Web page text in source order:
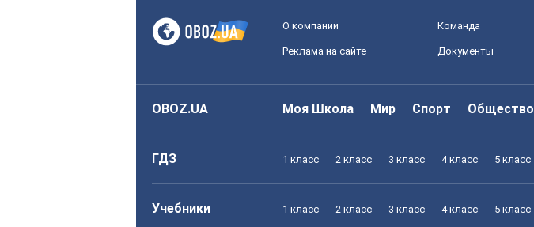
О компании Команда
Реклама на сайте Документы
OBOZ.UA Моя Школа Мир Спорт Общество
ГДЗ 1 класс 2 класс 3 класс 4 класс 5 класс
Учебники 1 класс 2 класс 3 класс 4 класс 5 класс